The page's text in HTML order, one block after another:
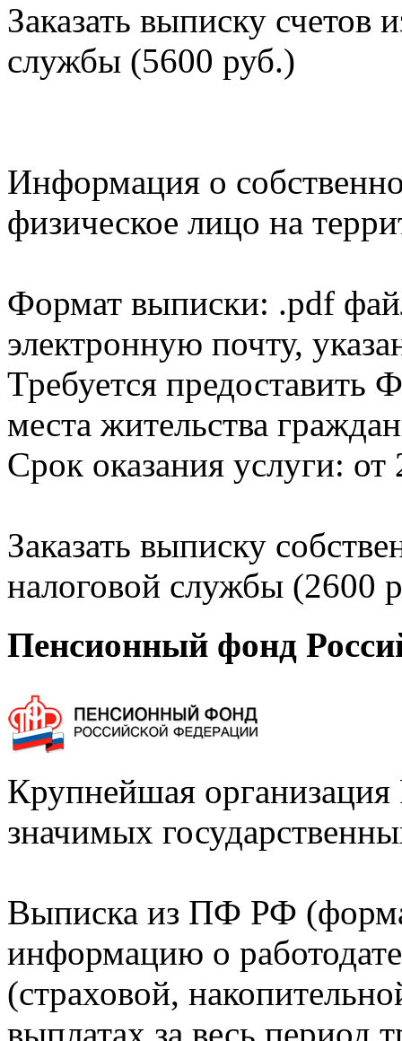
Заказать выписку счетов
службы (5600 руб.)
Информация о
физическое лицо на
Формат выписки: .pdf
электронную почту,
Требуется
места жительства
Срок оказания услуги: от
Заказать выписку
налоговой службы (2600
Пенсионный фонд
Крупнейшая
значимых
Выписка из ПФ РФ
информацию о
(страховой,
выплатах за весь период